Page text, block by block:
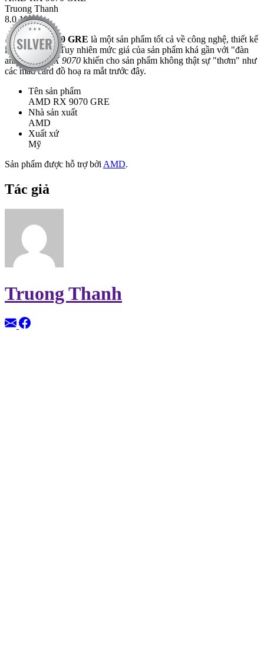
Truong Thanh
8.0 10
AMD RX 9070 GRE là một sản phẩm tốt cả về công nghệ, thiết kế
lẫn hiệu năng. Tuy nhiên mức giá của sản phẩm khá gần với "đàn
anh"AMD RX 9070 khiến cho sản phẩm không thật sự "thơm" như
các mẫu card đồ hoạ ra mắt trước đây.
Tên sản phẩm
AMD RX 9070 GRE
Nhà sản xuất
AMD
Xuất xứ
Mỹ
Sản phẩm được hỗ trợ bởi AMD.
Tác giả
Truong Thanh